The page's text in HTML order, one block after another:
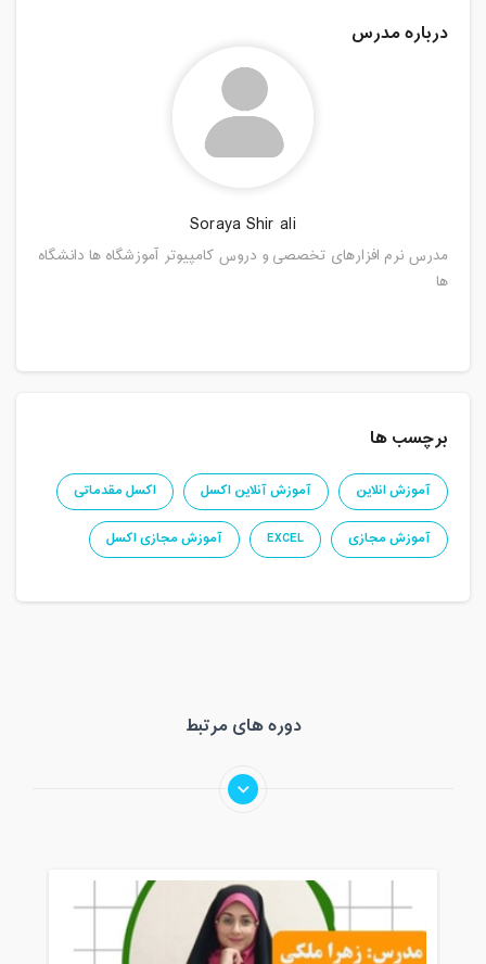
درباره مدرس
Soraya Shir ali
مدرس نرم افزارهای تخصصی و دروس کامپیوتر آموزشگاه ها دانشگاه
ها
برچسب ها
آموزش انلاین آموزش آنلاین اکسل
اکسل مقدماتی
آموزش مجازی
EXCEL آموزش مجازی اکسل
دوره های مرتبط